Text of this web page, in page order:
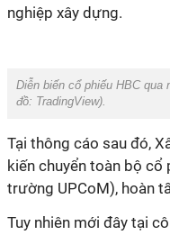
nghiệp xây dựng.
Diễn biến cổ phiếu HBC qua
đồ: TradingView).
Tại thông cáo sau đó,
kiến chuyển toàn bộ
trường UPCoM), hoàn
Tuy nhiên mới đây tại